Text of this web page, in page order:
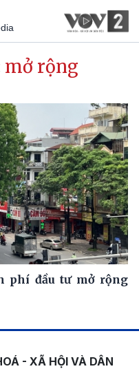
mở rộng
phí đầu tư mở rộng
- XÃ HỘI VÀ DÂN